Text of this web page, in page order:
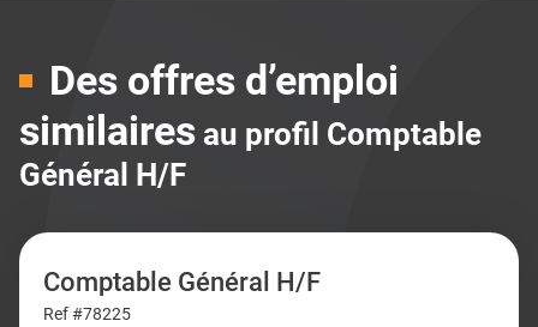
Des offres d’emploi
similaires au profil Comptable
Général H/F
Comptable Général H/F
Ref #78225